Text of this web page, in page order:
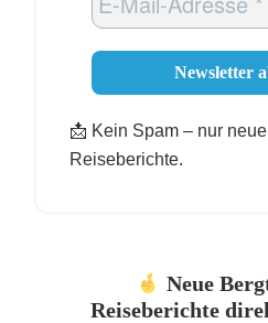
📩 Kein Spam – nur
Reiseberichte.
Neue
Reiseberichte